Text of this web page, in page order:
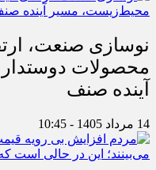
نوسازی صنعت،
محصولات
آینده صنف
14 مرداد 1405 - 10:45